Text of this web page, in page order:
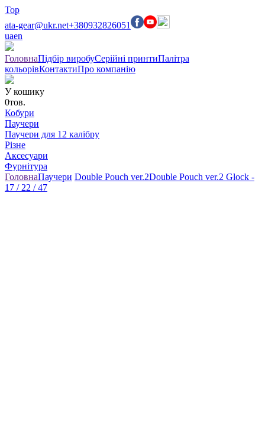
Top
ata-gear@ukr.net+380932826051
uaen
ГоловнаПідбір виробуСерійні принтиПалітра
кольорівКонтактиПро компанію
У кошику
0тов.
Кобури
Паучери
Паучери для 12 калібру
Різне
Аксесуари
Фурнітура
ГоловнаПаучери Double Pouch ver.2Double Pouch ver.2 Glock -
17 / 22 / 47